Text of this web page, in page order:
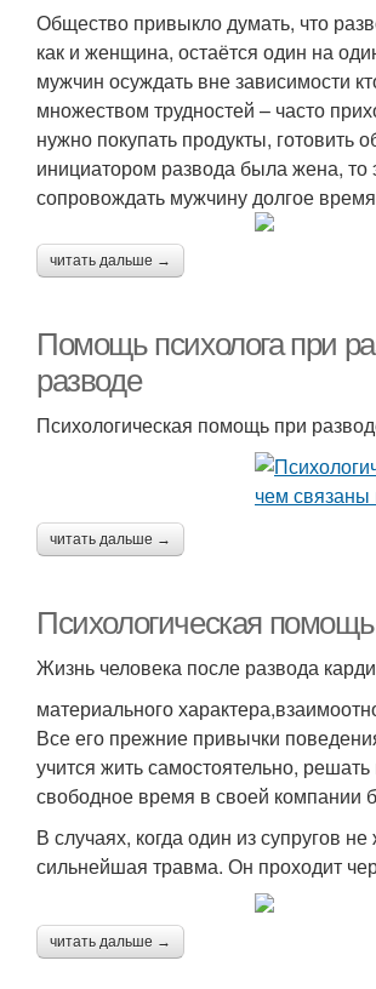
Общество привыкло думать, что
как и женщина, остаётся один на
мужчин осуждать вне зависимости
множеством трудностей – часто
нужно покупать продукты,
инициатором развода была жена,
сопровождать мужчину долгое
читать дальше →
Помощь психолога при
разводе
Психологическая помощь при
читать дальше →
Психологическая
Жизнь человека после развода
материального
Все его прежние привычки
учится жить самостоятельно,
свободное время в своей компании
В случаях, когда один из супругов
сильнейшая травма. Он проходит
читать дальше →